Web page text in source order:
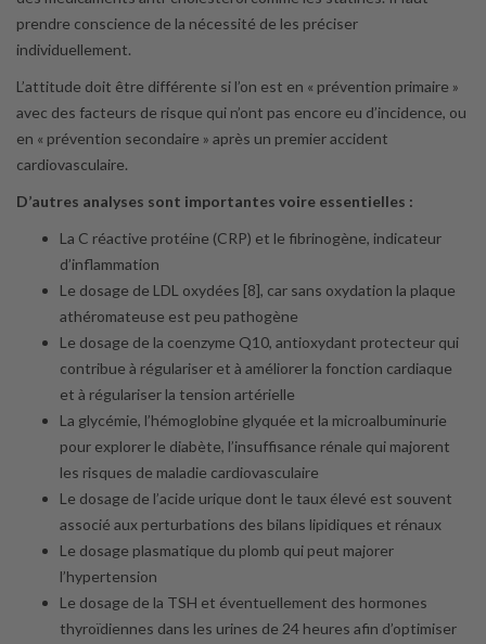
prendre conscience de la nécessité de les préciser
individuellement.
L’attitude doit être différente si l’on est en « prévention primaire »
avec des facteurs de risque qui n’ont pas encore eu d’incidence, ou
en « prévention secondaire » après un premier accident
cardiovasculaire.
D’autres analyses sont importantes voire essentielles :
La C réactive protéine (CRP) et le fibrinogène, indicateur
d’inflammation
Le dosage de LDL oxydées [8], car sans oxydation la plaque
athéromateuse est peu pathogène
Le dosage de la coenzyme Q10, antioxydant protecteur qui
contribue à régulariser et à améliorer la fonction cardiaque
et à régulariser la tension artérielle
La glycémie, l’hémoglobine glyquée et la microalbuminurie
pour explorer le diabète, l’insuffisance rénale qui majorent
les risques de maladie cardiovasculaire
Le dosage de l’acide urique dont le taux élevé est souvent
associé aux perturbations des bilans lipidiques et rénaux
Le dosage plasmatique du plomb qui peut majorer
l’hypertension
Le dosage de la TSH et éventuellement des hormones
thyroïdiennes dans les urines de 24 heures afin d’optimiser